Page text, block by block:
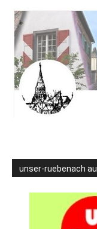
unser-ruebenach